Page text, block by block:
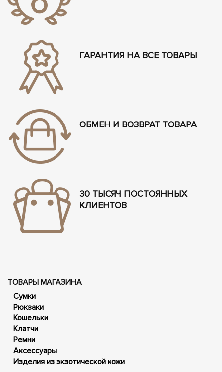
ГАРАНТИЯ НА ВСЕ ТОВАРЫ
ОБМЕН И ВОЗВРАТ ТОВАРА
30 ТЫСЯЧ ПОСТОЯННЫХ
КЛИЕНТОВ
ТОВАРЫ МАГАЗИНА
Сумки
Рюкзаки
Кошельки
Клатчи
Ремни
Аксессуары
Изделия из экзотической кожи